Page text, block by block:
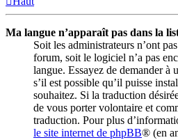
Ma langue n’apparaît pas dans la
Soit les administrateurs n’ont
forum, soit le logiciel n’a pas
langue. Essayez de demander à
s’il est possible qu’il puisse
souhaitez. Si la traduction
de vous porter volontaire et
traduction. Pour plus
le site internet de phpBB® (en